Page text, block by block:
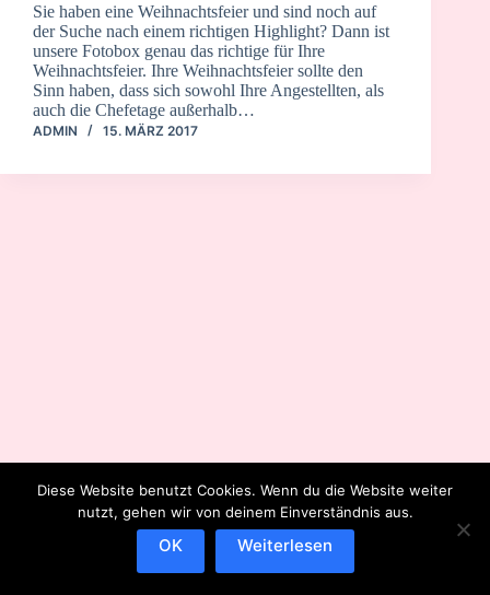
Sie haben eine Weihnachtsfeier und sind noch auf
der Suche nach einem richtigen Highlight? Dann ist
unsere Fotobox genau das richtige für Ihre
Weihnachtsfeier. Ihre Weihnachtsfeier sollte den
Sinn haben, dass sich sowohl Ihre Angestellten, als
auch die Chefetage außerhalb…
ADMIN 15. MÄRZ 2017
Diese Website benutzt Cookies. Wenn du die Website weiter
nutzt, gehen wir von deinem Einverständnis aus.
OK Weiterlesen